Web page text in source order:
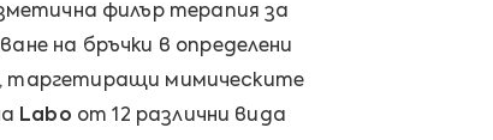
филър терапия за
на бръчки в определени
таргетиращи мимическите
Labo от 12 различни вида